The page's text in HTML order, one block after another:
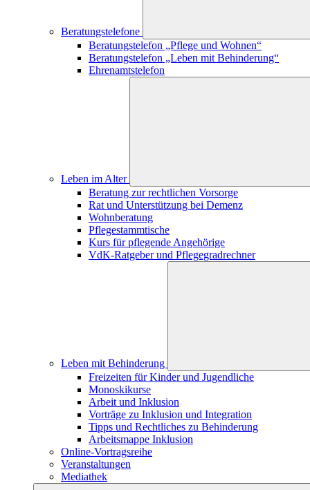
Beratungstelefone
Beratungstelefon „Pflege und Wohnen“
Beratungstelefon „Leben mit Behinderung“
Ehrenamtstelefon
Leben im Alter
Beratung zur rechtlichen Vorsorge
Rat und Unterstützung bei Demenz
Wohnberatung
Pflegestammtische
Kurs für pflegende Angehörige
VdK-Ratgeber und Pflegegradrechner
Leben mit Behinderung
Freizeiten für Kinder und Jugendliche
Monoskikurse
Arbeit und Inklusion
Vorträge zu Inklusion und Integration
Tipps und Rechtliches zu Behinderung
Arbeitsmappe Inklusion
Online-Vortragsreihe
Veranstaltungen
Mediathek